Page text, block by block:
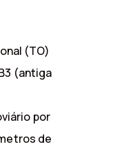
(TO)
(antiga
por
de